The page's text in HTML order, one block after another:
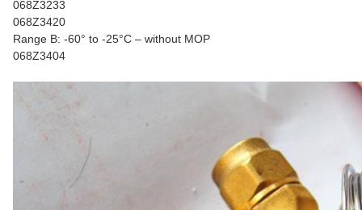
068Z3233
068Z3420
Range B: -60° to -25°C – without MOP
068Z3404